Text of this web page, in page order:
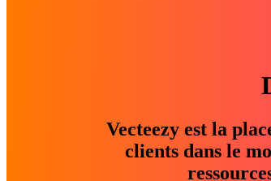
Vecteezy est la
clients dans le